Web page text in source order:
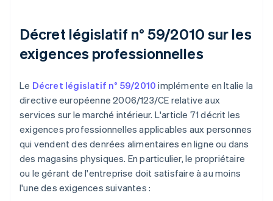
Décret législatif n° 59/2010 sur les
exigences professionnelles
Le Décret législatif n° 59/2010 implémente en Italie la
directive européenne 2006/123/CE relative aux
services sur le marché intérieur. L'article 71 décrit les
exigences professionnelles applicables aux personnes
qui vendent des denrées alimentaires en ligne ou dans
des magasins physiques. En particulier, le propriétaire
ou le gérant de l'entreprise doit satisfaire à au moins
l'une des exigences suivantes :